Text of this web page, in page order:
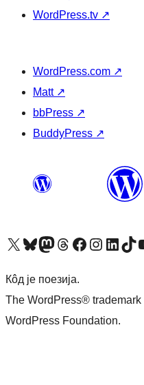
WordPress.tv ↗
WordPress.com ↗
Matt ↗
bbPress ↗
BuddyPress ↗
Visit our X (formerly Twitter) account
Посетите наш Bluesky налог
Visit our Mastodon account
Посетите наш налог на Threads-у Visit our Facebook pageПосетите наш Инстаграм налог
Visit ourПосетите
Кôд је поезија.
The WordPress®
WordPress Foundation.